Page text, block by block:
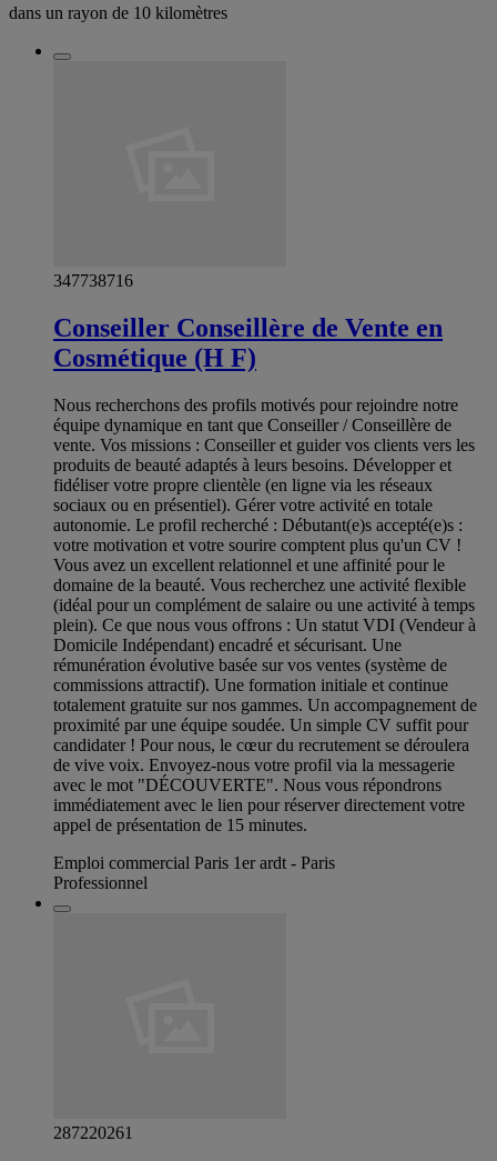
dans un rayon de 10 kilomètres
347738716
Conseiller Conseillère de Vente en
Cosmétique (H F)
Nous recherchons des profils motivés pour rejoindre notre
équipe dynamique en tant que Conseiller / Conseillère de
vente. Vos missions : Conseiller et guider vos clients vers les
produits de beauté adaptés à leurs besoins. Développer et
fidéliser votre propre clientèle (en ligne via les réseaux
sociaux ou en présentiel). Gérer votre activité en totale
autonomie. Le profil recherché : Débutant(e)s accepté(e)s :
votre motivation et votre sourire comptent plus qu'un CV !
Vous avez un excellent relationnel et une affinité pour le
domaine de la beauté. Vous recherchez une activité flexible
(idéal pour un complément de salaire ou une activité à temps
plein). Ce que nous vous offrons : Un statut VDI (Vendeur à
Domicile Indépendant) encadré et sécurisant. Une
rémunération évolutive basée sur vos ventes (système de
commissions attractif). Une formation initiale et continue
totalement gratuite sur nos gammes. Un accompagnement de
proximité par une équipe soudée. Un simple CV suffit pour
candidater ! Pour nous, le cœur du recrutement se déroulera
de vive voix. Envoyez-nous votre profil via la messagerie
avec le mot "DÉCOUVERTE". Nous vous répondrons
immédiatement avec le lien pour réserver directement votre
appel de présentation de 15 minutes.
Emploi commercial Paris 1er ardt - Paris
Professionnel
287220261